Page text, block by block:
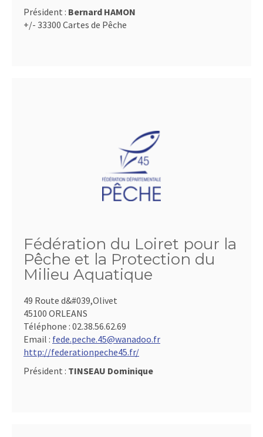
Président : Bernard HAMON
+/- 33300 Cartes de Pêche
Fédération du Loiret pour la
Pêche et la Protection du
Milieu Aquatique
49 Route d&#039,Olivet
45100 ORLEANS
Téléphone : 02.38.56.62.69
Email : fede.peche.45@wanadoo.fr
http://federationpeche45.fr/
Président : TINSEAU Dominique